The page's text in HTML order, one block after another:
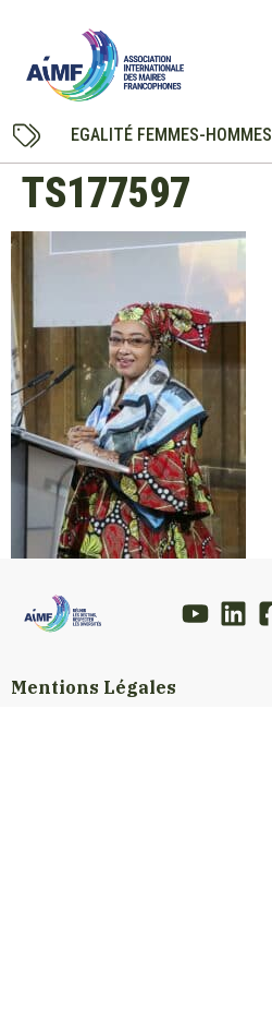
EGALITÉ FEMMES-HOMMES
TS177597
Mentions Légales